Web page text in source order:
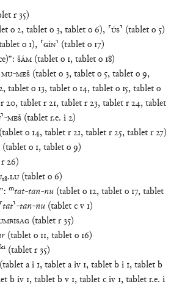
r35)
o2,tableto3,tableto6), ⸢ÚS⸣ (tableto 5)
o 1), ⸢GÍN⸣ (tableto 17)
”: ŠÁM (tableto 1,tableto 18)
MU-MEŠ (tableto3,tableto 5,tableto9,
,tableto 13,tableto 14,tableto 15,tableto
r20,tabletr21,tabletr23,tabletr24,tablet
⸣-MEŠ (tabletr.e. i2)
tableto 14,tabletr21,tabletr25,tabletr27)
(tableto 1,tableto9)
r26)
₁₈.LU(tableto6)
”: mtat-tan-nu (tableto 12,tableto 17,tablet
⸢tat⸣-tan-nu (tabletcv 1)
(tabletr35)
(tableto 11,tableto 16)
ki (tabletr35)
(tabletai 1,tabletaiv 1,tabletbi 1,tabletb
biv 1,tabletbv 1,tabletciv 1,tabletr.e. i